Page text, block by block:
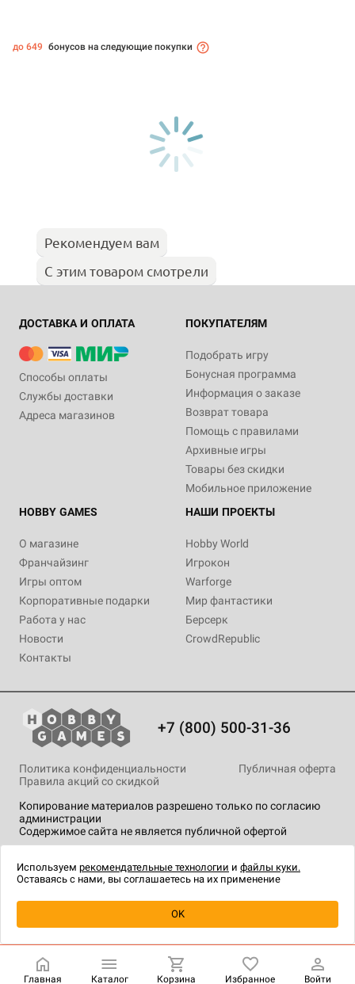
Уведомить о наличии
до 649 бонусов на следующие покупки
Рекомендуем вам
С этим товаром смотрели
ДОСТАВКА И ОПЛАТА
Способы оплаты
Службы доставки
Адреса магазинов
ПОКУПАТЕЛЯМ
Подобрать игру
Бонусная программа
Информация о заказе
Возврат товара
Помощь с правилами
Архивные игры
Товары без скидки
Мобильное приложение
HOBBY GAMES
О магазине
Франчайзинг
Игры оптом
Корпоративные подарки
Работа у нас
Новости
Контакты
НАШИ ПРОЕКТЫ
Hobby World
Игрокон
Warforge
Мир фантастики
Берсерк
CrowdRepublic
+7 (800) 500-31-36
Копирование материалов разрешено только по согласию
администрации
Содержимое сайта не является публичной офертой
Политика конфиденциальности
Публичная оферта
Правила акций со скидкой
технологии.
Главная Каталог Корзина Избранное Войти
Используем рекомендательные технологии и файлы куки.
Оставаясь с нами, вы соглашаетесь на их применение
OK